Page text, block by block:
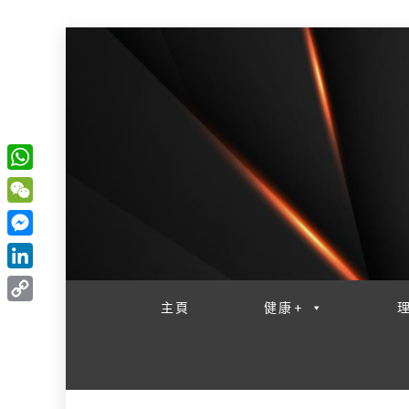
主頁 健康+
W
h
a
t
s
W
e
C
h
M
e
s
L
i